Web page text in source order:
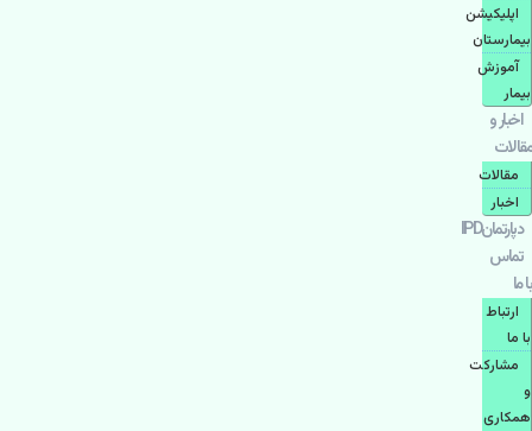
اپليكيشن
بيمارستان
آموزش
بیمار
اخبار و
مقالات
مقالات
اخبار
دپارتمانIPD
تماس
با ما
ارتباط
با ما
مشاركت
و
همكاری